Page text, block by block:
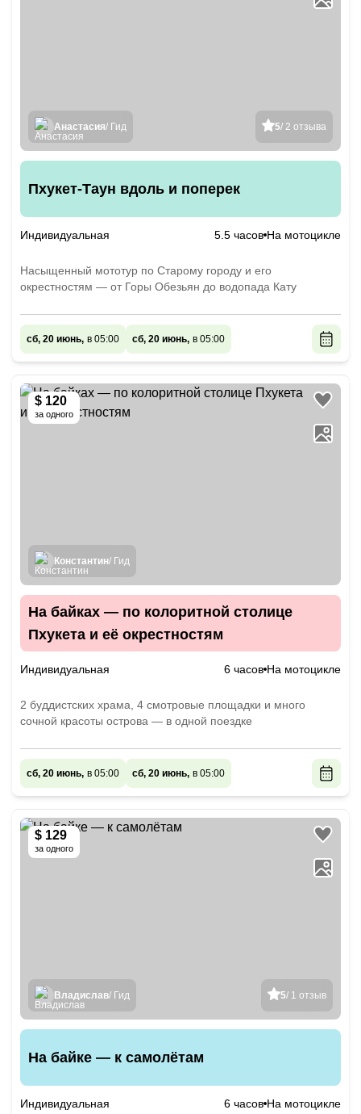
5/ 2 отзыва
Анастасия/ Гид
Пхукет-Таун вдоль и поперек
Индивидуальная 5.5 часов На мотоцикле
Насыщенный мототур по Старому городу и его
окрестностям — от Горы Обезьян до водопада Кату
сб, 20 июнь, в 05:00 сб, 20 июнь, в 05:00
$ 120
за одного
Константин/ Гид
На байках — по колоритной столице
Пхукета и её окрестностям
Индивидуальная 6 часов На мотоцикле
2 буддистских храма, 4 смотровые площадки и много
сочной красоты острова — в одной поездке
сб, 20 июнь, в 05:00 сб, 20 июнь, в 05:00
$ 129
за одного
5/ 1 отзыв
Владислав/ Гид
На байке — к самолётам
Индивидуальная 6 часов На мотоцикле